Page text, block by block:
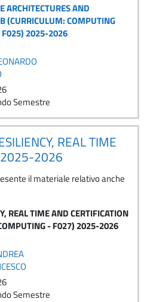
AND
(CURRICULUM: COMPUTING
F025) 2025-2026
Semestre
REAL TIME
2025-2026
il materiale relativo anche
REAL TIME AND CERTIFICATION
- F027) 2025-2026
Semestre